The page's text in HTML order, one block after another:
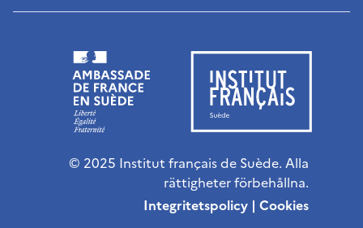
© 2025 Institut français de Suède. Alla
rättigheter förbehållna.
Integritetspolicy | Cookies